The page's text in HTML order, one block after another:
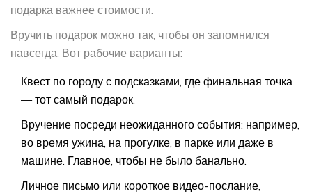
подарка важнее стоимости.
Вручить подарок можно так, чтобы он запомнился
навсегда. Вот рабочие варианты:
Квест по городу с подсказками, где финальная точка
— тот самый подарок.
Вручение посреди неожиданного события: например,
во время ужина, на прогулке, в парке или даже в
машине. Главное, чтобы не было банально.
Личное письмо или короткое видео-послание,